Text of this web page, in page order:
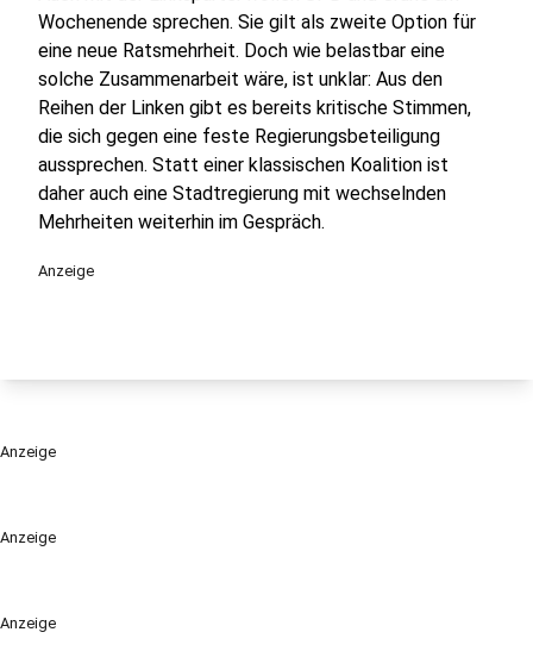
Anzeige
Anzeige
Wochenende sprechen. Sie gilt als zweite Option für
eine neue Ratsmehrheit. Doch wie belastbar eine
solche Zusammenarbeit wäre, ist unklar: Aus den
Reihen der Linken gibt es bereits kritische Stimmen,
die sich gegen eine feste Regierungsbeteiligung
aussprechen. Statt einer klassischen Koalition ist
daher auch eine Stadtregierung mit wechselnden
Mehrheiten weiterhin im Gespräch.
Anzeige
Anzeige